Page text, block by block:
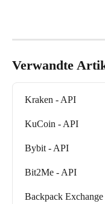
Verwandte
Kraken - API
KuCoin - API
Bybit - API
Bit2Me - API
Backpack